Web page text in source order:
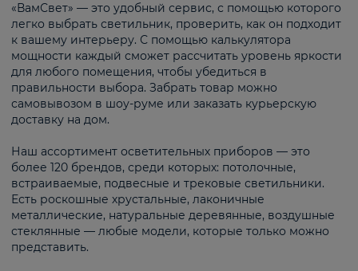
«ВамСвет» — это удобный сервис, с помощью которого
легко выбрать светильник, проверить, как он подходит
к вашему интерьеру. С помощью калькулятора
мощности каждый сможет рассчитать уровень яркости
для любого помещения, чтобы убедиться в
правильности выбора. Забрать товар можно
самовывозом в шоу-руме или заказать курьерскую
доставку на дом.
Наш ассортимент осветительных приборов — это
более 120 брендов, среди которых: потолочные,
встраиваемые, подвесные и трековые светильники.
Есть роскошные хрустальные, лаконичные
металлические, натуральные деревянные, воздушные
стеклянные — любые модели, которые только можно
представить.